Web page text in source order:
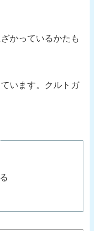
かっているかたも
います。クルトガ